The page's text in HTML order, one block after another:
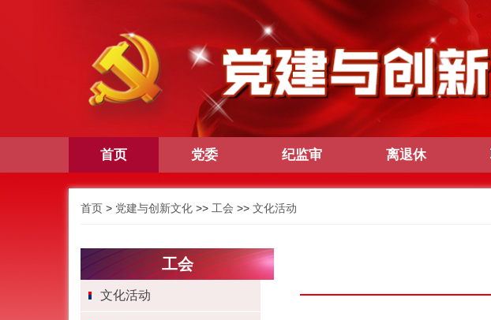
首页 党委 纪监审 离退休
首页 > 党建与创新文化 >> 工会 >> 文化活动
工会
文化活动